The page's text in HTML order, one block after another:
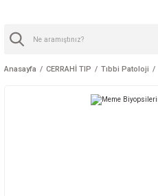
Anasayfa CERRAHİ TIP Tıbbi Patoloji